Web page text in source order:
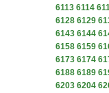
6113 6114
6128 6129
6143 6144
6158 6159
6173 6174
6188 6189
6203 6204